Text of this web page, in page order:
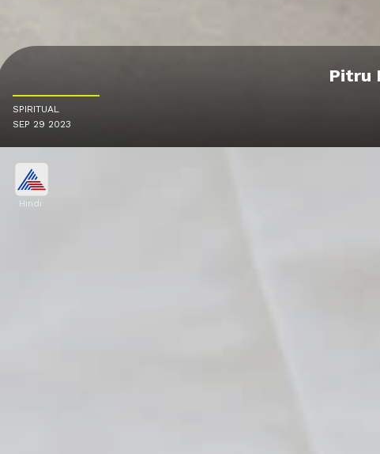
Pitru
SPIRITUAL
SEP 29 2023
Hindi